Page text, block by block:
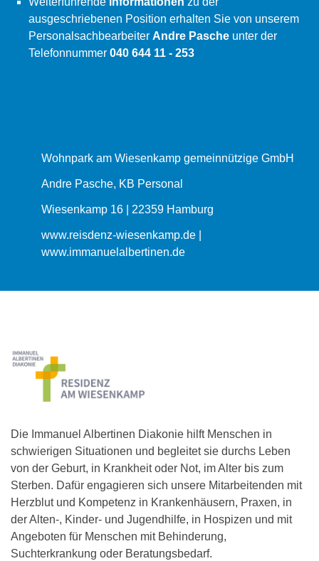
ausgeschriebenen Position erhalten Sie von unserem
Personalsachbearbeiter Andre Pasche unter der
Telefonnummer 040 644 11 - 253
Wohnpark am Wiesenkamp gemeinnützige GmbH
Andre Pasche, KB Personal
Wiesenkamp 16 | 22359 Hamburg
www.reisdenz-wiesenkamp.de |
www.immanuelalbertinen.de
Die Immanuel Albertinen Diakonie hilft Menschen in
schwierigen Situationen und begleitet sie durchs Leben
von der Geburt, in Krankheit oder Not, im Alter bis zum
Sterben. Dafür engagieren sich unsere Mitarbeitenden mit
Herzblut und Kompetenz in Krankenhäusern, Praxen, in
der Alten-, Kinder- und Jugendhilfe, in Hospizen und mit
Angeboten für Menschen mit Behinderung,
Suchterkrankung oder Beratungsbedarf.